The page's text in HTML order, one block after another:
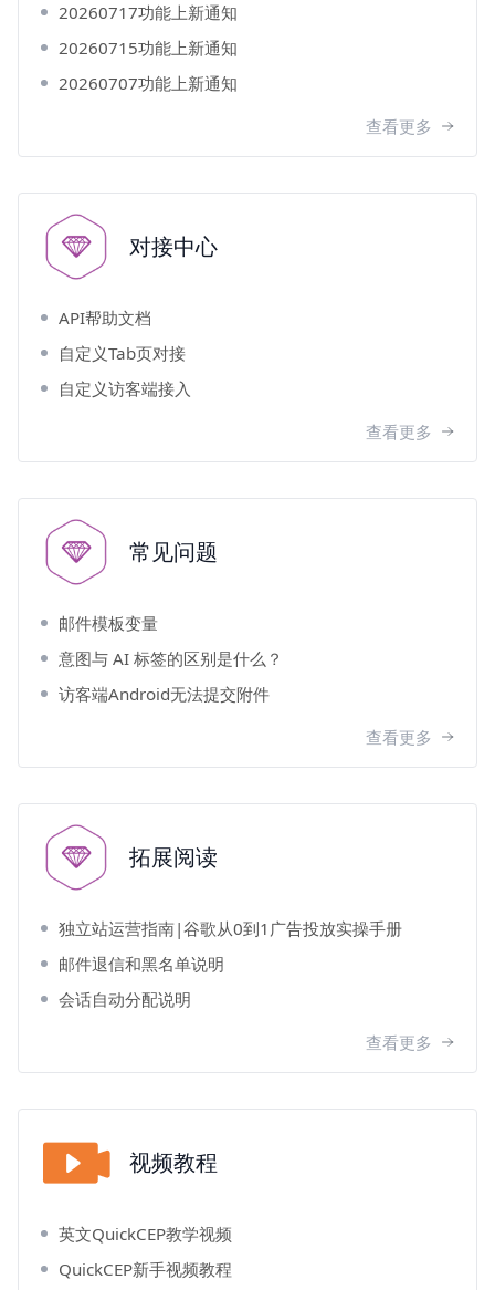
20260717功能上新通知
20260715功能上新通知
20260707功能上新通知
查看更多
对接中心
API帮助文档
自定义Tab页对接
自定义访客端接入
查看更多
常见问题
邮件模板变量
意图与 AI 标签的区别是什么？
访客端Android无法提交附件
查看更多
拓展阅读
独立站运营指南|谷歌从0到1广告投放实操手册
邮件退信和黑名单说明
会话自动分配说明
查看更多
视频教程
英文QuickCEP教学视频
QuickCEP新手视频教程